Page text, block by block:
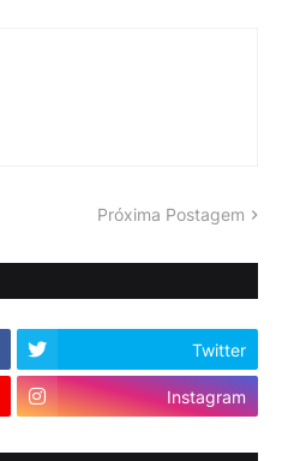
Próxima Postagem
Twitter
Instagram